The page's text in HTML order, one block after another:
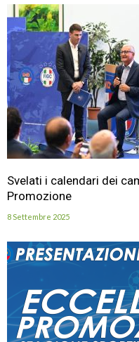
Svelati i calendari dei
Promozione
8 Settembre 2025